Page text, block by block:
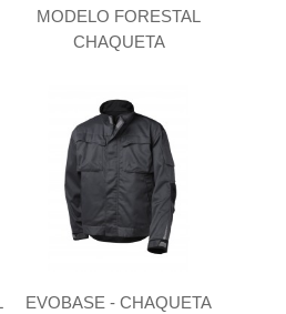
MODELO FORESTAL
CHAQUETA
EVOBASE - CHAQUETA